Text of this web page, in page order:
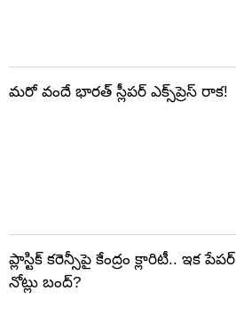
మరో వందే భారత్ స్లీపర్ ఎక్స్‌ప్రెస్ రాక!
ప్లాస్టిక్‌ కరెన్సీపై కేంద్రం క్లారిటీ.. ఇక పేపర్‌
నోట్లు బంద్‌?